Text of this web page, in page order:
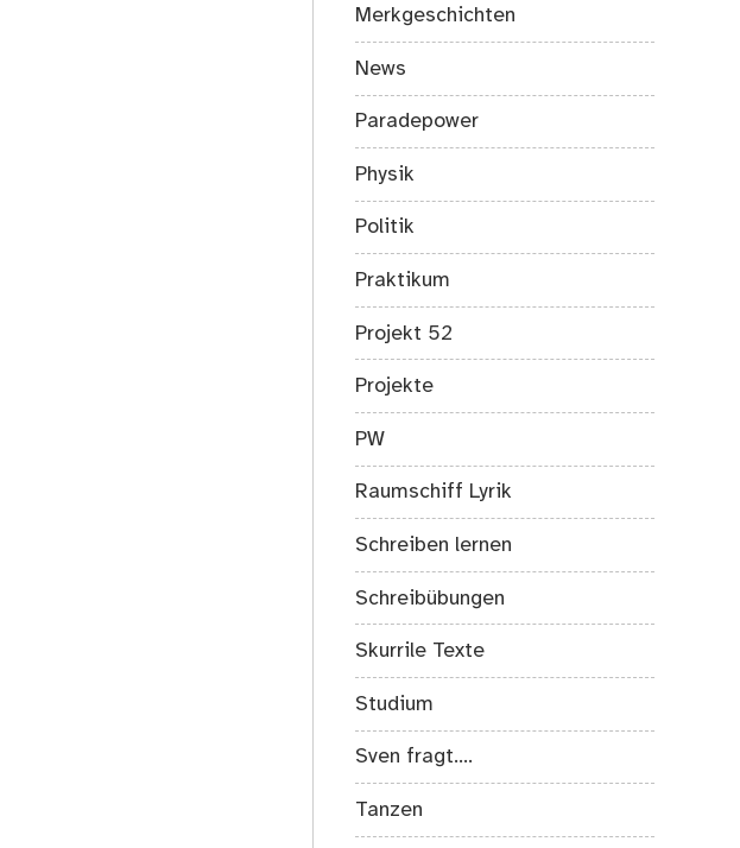
Merkgeschichten
News
Paradepower
Physik
Politik
Praktikum
Projekt 52
Projekte
PW
Raumschiff Lyrik
Schreiben lernen
Schreibübungen
Skurrile Texte
Studium
Sven fragt….
Tanzen